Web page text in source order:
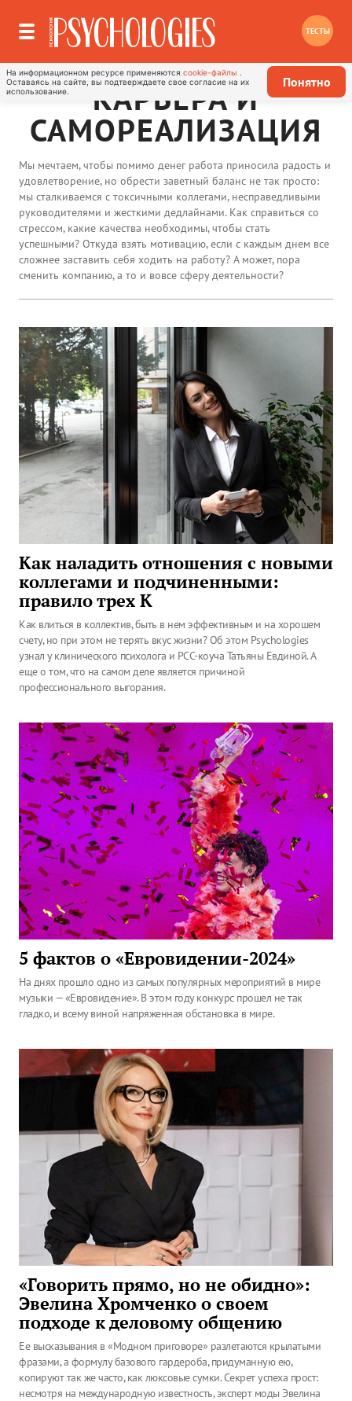
ТЕСТЫ
На информационном ресурсе применяются cookie-файлы
Оставаясь на сайте, вы подтверждаете свое согласие на их
использование.
Понятно
КАРЬЕРА И
САМОРЕАЛИЗАЦИЯ
Мы мечтаем, чтобы помимо денег работа приносила радость и
удовлетворение, но обрести заветный баланс не так просто:
мы сталкиваемся с токсичными коллегами, несправедливыми
руководителями и жесткими дедлайнами. Как справиться со
стрессом, какие качества необходимы, чтобы стать
успешными? Откуда взять мотивацию, если с каждым днем все
сложнее заставить себя ходить на работу? А может, пора
сменить компанию, а то и вовсе сферу деятельности?
Как наладить отношения с новыми
коллегами и подчиненными:
правило трех К
Как влиться в коллектив, быть в нем эффективным и на хорошем
счету, но при этом не терять вкус жизни? Об этом Psychologies
узнал у клинического психолога и РСС-коуча Татьяны Евдиной. А
еще о том, что на самом деле является причиной
профессионального выгорания.
5 фактов о «Евровидении-2024»
На днях прошло одно из самых популярных мероприятий в мире
музыки — «Евровидение». В этом году конкурс прошел не так
гладко, и всему виной напряженная обстановка в мире.
«Говорить прямо, но не обидно»:
Эвелина Хромченко о своем
подходе к деловому общению
Ее высказывания в «Модном приговоре» разлетаются крылатыми
фразами, а формулу базового гардероба, придуманную ею,
копируют так же часто, как люксовые сумки. Секрет успеха прост:
несмотря на международную известность, эксперт моды Эвелина